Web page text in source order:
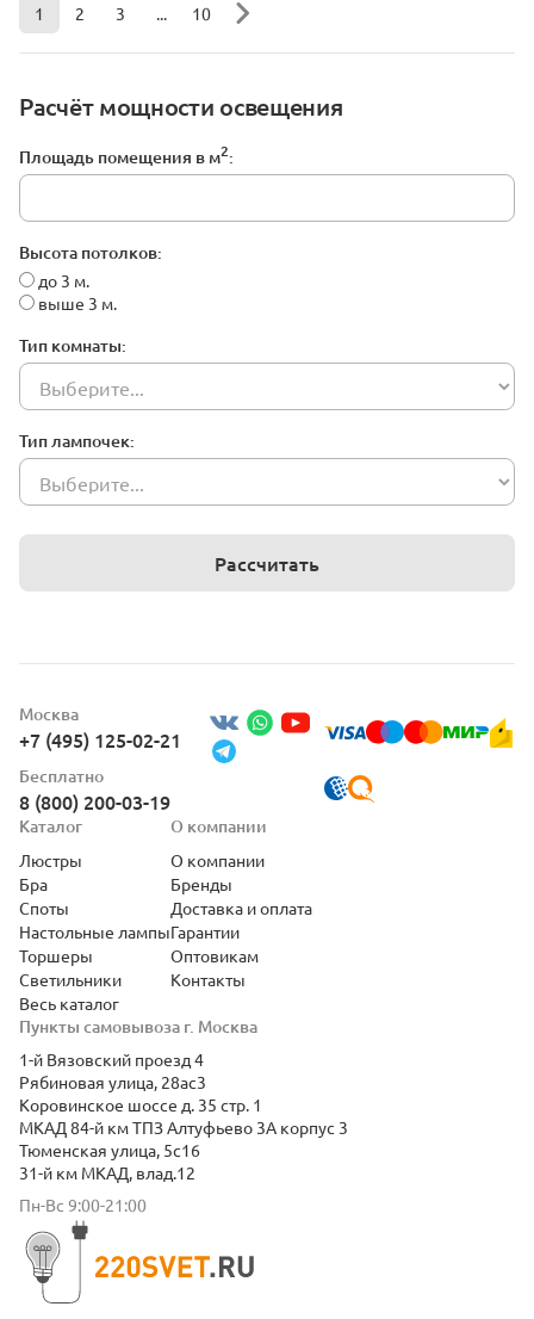
Расчёт мощности освещения
Площадь помещения в м2:
Высота потолков:
до 3 м.
выше 3 м.
Тип комнаты:
Тип лампочек:
Рассчитать
1 2 3 10
Москва
+7 (495) 125-02-21
Бесплатно
8 (800) 200-03-19
Пункты самовывоза г. Москва
1-й Вязовский проезд 4
Рябиновая улица, 28ас3
Коровинское шоссе д. 35 стр. 1
МКАД 84-й км ТПЗ Алтуфьево 3А корпус 3
Тюменская улица, 5с16
31-й км МКАД, влад.12
Пн-Вс 9:00-21:00
Каталог
Люстры
Бра
Споты
Настольные лампы
Торшеры
Светильники
Весь каталог
О компании
О компании
Бренды
Доставка и оплата
Гарантии
Оптовикам
Контакты